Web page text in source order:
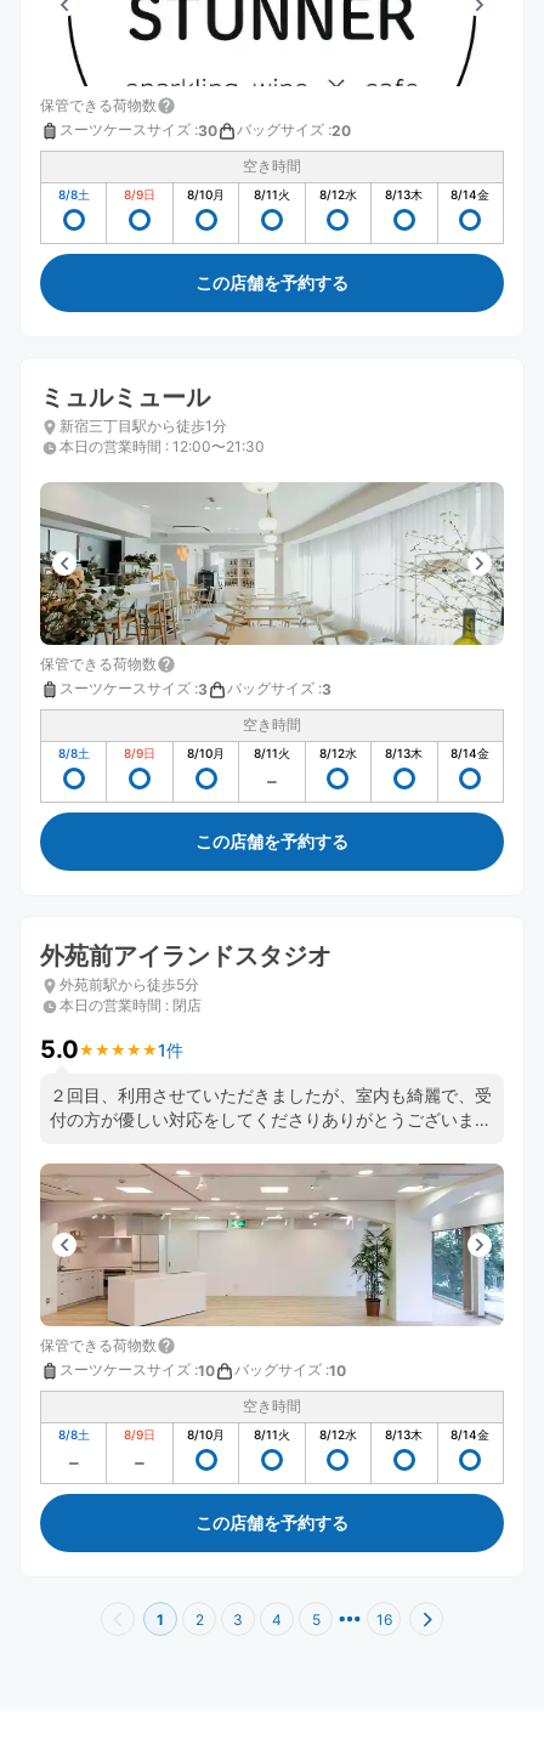
保管できる荷物数
スーツケースサイズ :30 バッグサイズ :20
空き時間
8/8土 8/9日 8/10月 8/11火 8/12水 8/13木 8/14金
この店舗を予約する
ミュルミュール
新宿三丁目駅から徒歩1分
本日の営業時間 : 12:00〜21:30
保管できる荷物数
スーツケースサイズ :3 バッグサイズ :3
空き時間
8/8土 8/9日 8/10月 8/11火 8/12水 8/13木 8/14金
この店舗を予約する
外苑前アイランドスタジオ
外苑前駅から徒歩5分
本日の営業時間 : 閉店
5.0★ ★ ★ ★ ★
★ ★ ★ ★ ★1件
２回目、利用させていただきましたが、室内も綺麗で、受
付の方が優しい対応をしてくださりありがとうございまし
保管できる荷物数
スーツケースサイズ :10 バッグサイズ :10
空き時間
8/8土 8/9日 8/10月 8/11火 8/12水 8/13木 8/14金
この店舗を予約する
1 2 3 4 5 16